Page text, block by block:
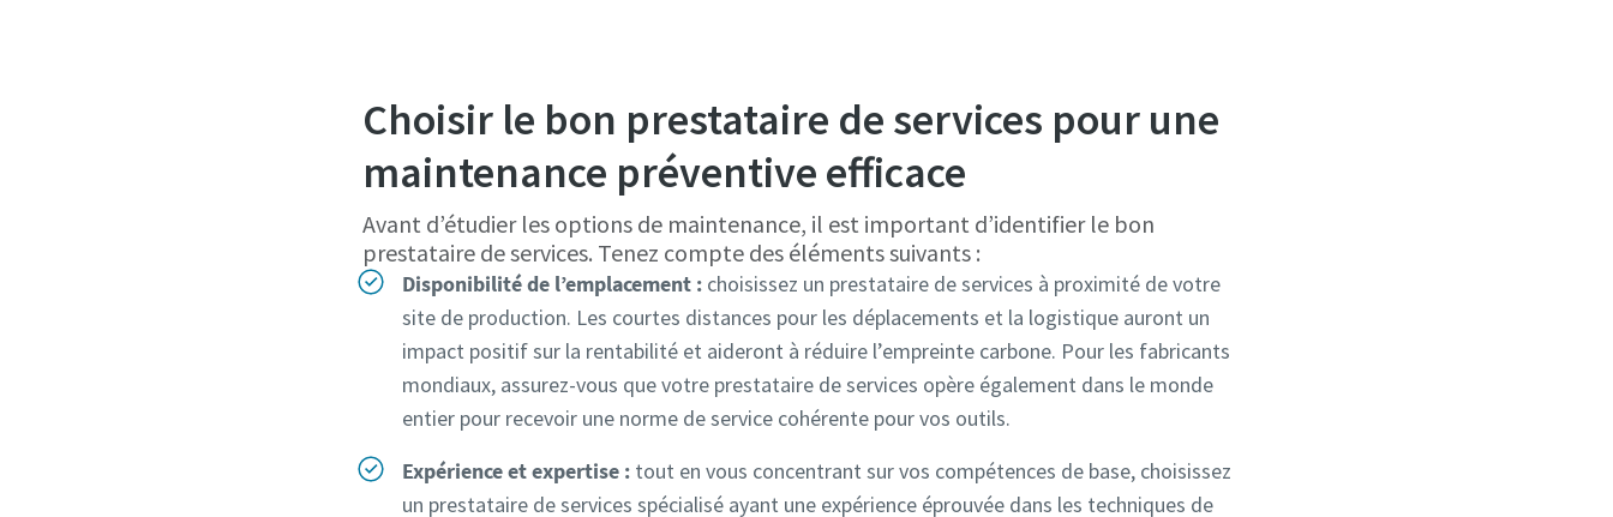
Choisir le bon prestataire de services pour une
maintenance préventive efficace
Avant d’étudier les options de maintenance, il est important d’identifier le bon
prestataire de services. Tenez compte des éléments suivants :
Disponibilité de l’emplacement : choisissez un prestataire de services à proximité de votre
site de production. Les courtes distances pour les déplacements et la logistique auront un
impact positif sur la rentabilité et aideront à réduire l’empreinte carbone. Pour les fabricants
mondiaux, assurez-vous que votre prestataire de services opère également dans le monde
entier pour recevoir une norme de service cohérente pour vos outils.
Expérience et expertise : tout en vous concentrant sur vos compétences de base, choisissez
un prestataire de services spécialisé ayant une expérience éprouvée dans les techniques de